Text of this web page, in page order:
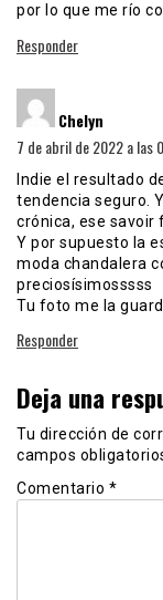
por lo que me río
Responder
Chelyn
7 de abril de 2022 a las
Indie el resultado
tendencia seguro.
crónica, ese savoir
Y por supuesto la
moda chandalera
preciosísimosssss
Tu foto me la
Responder
Deja una
Tu dirección de
campos
Comentario *